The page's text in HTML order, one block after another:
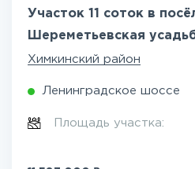
Участок 11 соток в
Шереметьевская
Химкинский район
Ленинградское шоссе
Площадь участка: